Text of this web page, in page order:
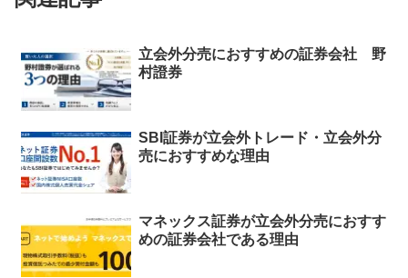
立会外分売におすすめの証券会社 野
村證券
SBI証券が立会外トレード・立会外分
売におすすめな理由
マネックス証券が立会外分売におすす
めの証券会社である理由